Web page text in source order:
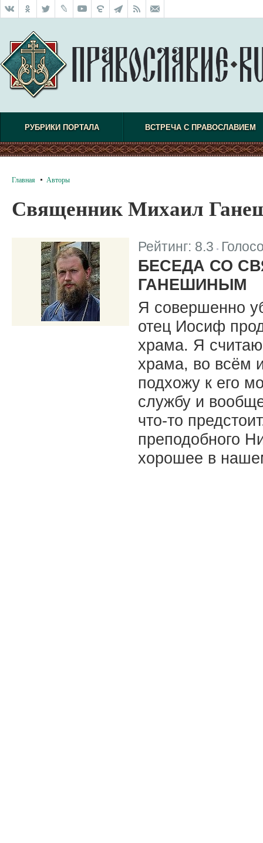
РУБРИКИ ПОРТАЛА ВСТРЕЧА С ПРАВОСЛАВИЕМ
Главная Авторы
Священник Михаил
Рейтинг: 8.3
БЕСЕДА СО
ГАНЕШИНЫМ
Я совершенно
отец Иосиф
храма. Я
храма, во всём
подхожу к его
службу и
что-то
преподобного
хорошее в